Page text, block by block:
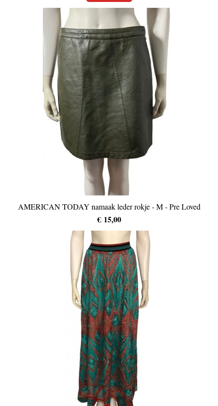
AMERICAN TODAY namaak leder rokje - M - Pre Loved
€ 15,00